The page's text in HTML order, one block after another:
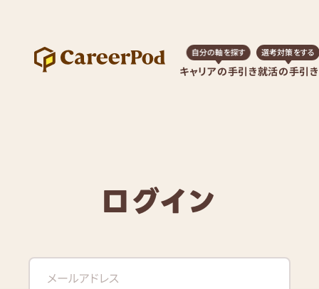
キャリアの手引き
自分の軸を探す
就活の手引き
選考対策をする
ログイン